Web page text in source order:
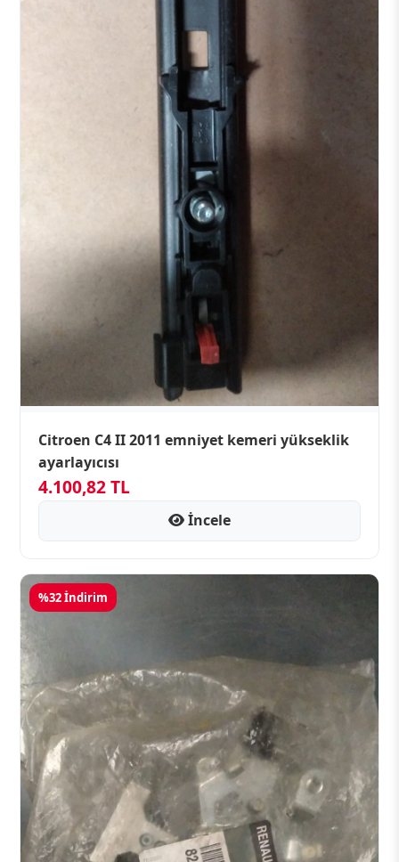
Citroen C4 II 2011 emniyet kemeri yükseklik
ayarlayıcısı
4.100,82 TL
İncele
%32 İndirim